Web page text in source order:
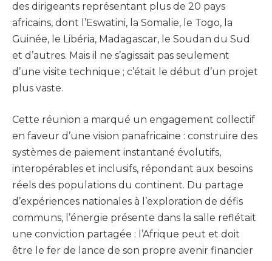
des dirigeants représentant plus de 20 pays
africains, dont l’Eswatini, la Somalie, le Togo, la
Guinée, le Libéria, Madagascar, le Soudan du Sud
et d’autres. Mais il ne s’agissait pas seulement
d’une visite technique ; c’était le début d’un projet
plus vaste.
Cette réunion a marqué un engagement collectif
en faveur d’une vision panafricaine : construire des
systèmes de paiement instantané évolutifs,
interopérables et inclusifs, répondant aux besoins
réels des populations du continent. Du partage
d’expériences nationales à l’exploration de défis
communs, l’énergie présente dans la salle reflétait
une conviction partagée : l’Afrique peut et doit
être le fer de lance de son propre avenir financier